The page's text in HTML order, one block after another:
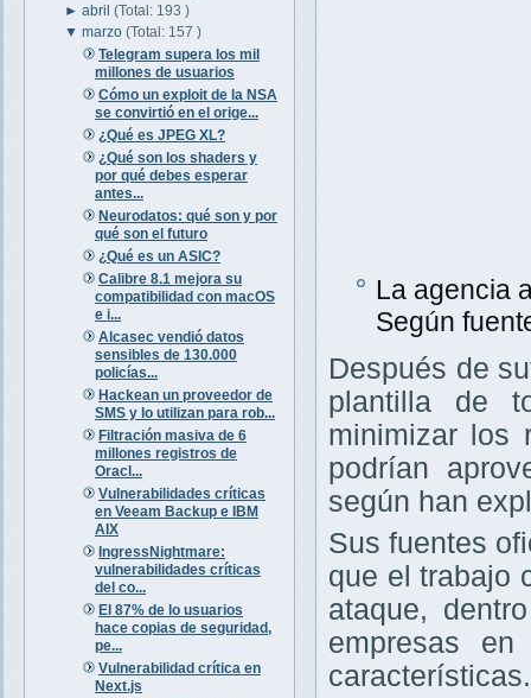
►abril(Total: 193 )
▼marzo(Total: 157 )
Telegram supera los mil
millones de usuarios
Cómo un exploit de la NSA
se convirtió en el orige...
¿Qué es JPEG XL?
¿Qué son los shaders y
por qué debes esperar
antes...
Neurodatos: qué son y por
qué son el futuro
¿Qué es un ASIC?
Calibre 8.1 mejora su
compatibilidad con macOS
e i...
Alcasec vendió datos
sensibles de 130.000
policías...
Hackean un proveedor de
SMS y lo utilizan para rob...
Filtración masiva de 6
millones registros de
Oracl...
Vulnerabilidades críticas
en Veeam Backup e IBM
AIX
IngressNightmare:
vulnerabilidades críticas
del co...
El 87% de lo usuarios
hace copias de seguridad,
pe...
Vulnerabilidad crítica en
Next.js
La agencia
Según
Después de
plantilla de
minimizar los
podrían
según han
Sus fuentes
que el trabajo
ataque,
empresas
características.